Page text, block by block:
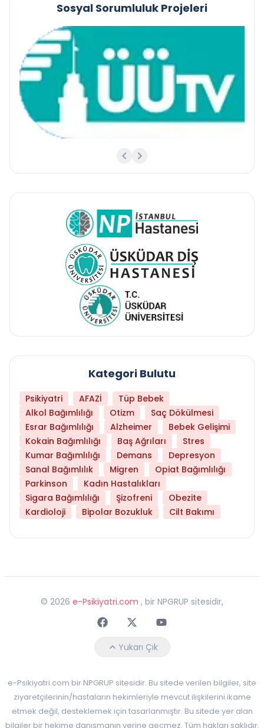
Sosyal Sorumluluk Projeleri
Kategori Bulutu
Psikiyatri AFAZİ
Tüp Bebek
Alkol Bağımlılığı
Otizm
Saç Dökülmesi
Esrar Bağımlılığı
Alzheimer
Bebek Gelişimi
Kokain Bağımlılığı
Baş Ağrıları
Stres
Kumar Bağımlılığı
Demans
Depresyon
Sanal Bağımlılık
Migren
Opiat Bağımlılığı
Parkinson
Kadın Hastalıkları
Sigara Bağımlılığı
Şizofreni
Obezite
Kardioloji
Bipolar Bozukluk Cilt Bakımı
© 2026 e-Psikiyatri.com , bir NPGRUP sitesidir,
FaceebokTwitterYoutube
Yukarı Çık
e-Psikiyatri.com bir NPGRUP sitesidir. Bu sitede verilen bilgiler, site
ziyaretçilerinin/hastaların hekimleriyle mevcut ilişkilerini ikame
etmek değil, desteklemek için tasarlanmıştır. Bu sitede yer alan
bilgiler bir hekime danışmanın yerine geçmez. Tüm hakları saklıdır.